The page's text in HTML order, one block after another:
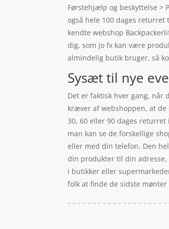
Førstehjælp og beskyttelse >
også hele 100 dages
kendte webshop
dig, som jo fx kan være
almindelig butik bruger, så
Sysæt til nye
Det er faktisk hver gang,
kræver af webshoppen, at
30, 60 eller 90 dages
man kan se de forskellige
eller med din telefon. Den
din produkter til din adresse,
i butikker eller
folk at finde de sidste mønter